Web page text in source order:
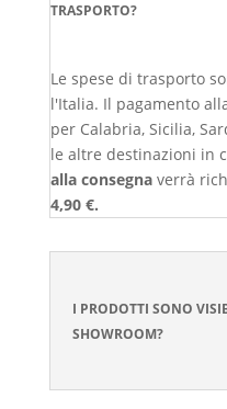
TRASPORTO?
Le spese di trasporto
l'Italia. Il pagamento
per Calabria, Sicilia,
le altre destinazioni in
alla consegnaverrà
4,90 €.
I PRODOTTI SONO
SHOWROOM?